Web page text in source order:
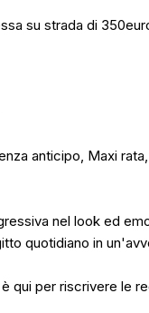
su strada di
anticipo, Maxi
nel look ed
quotidiano in
qui per riscrivere le